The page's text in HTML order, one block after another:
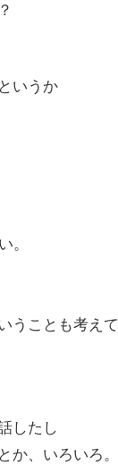
いうか
。
うことも考えて
したし
か、いろいろ。